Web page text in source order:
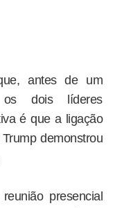
antes de um
os dois líderes
é que a ligação
demonstrou
presencial